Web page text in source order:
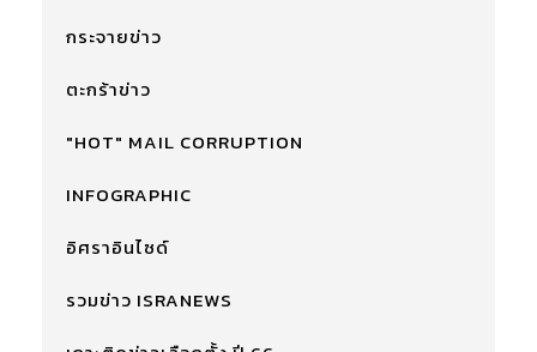
กระจายข่าว
ตะกร้าข่าว
"HOT" MAIL CORRUPTION
INFOGRAPHIC
อิศราอินไซด์
รวมข่าว ISRANEWS